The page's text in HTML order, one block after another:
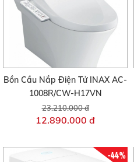
Bồn Cầu Nắp Điện Tử INAX AC-
1008R/CW-H17VN
23.210.000 đ
12.890.000 đ
-44%